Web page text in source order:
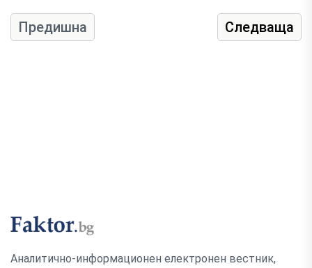
Предишна Следваща
Аналитично-информационен електронен вестник,